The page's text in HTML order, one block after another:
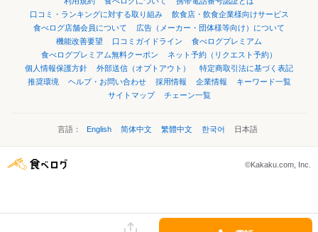
口コミ・ランキングに対する取り組み
飲食店・飲食企業様向けサービス
食べログ店舗会員について
広告（メーカー・団体様等向け）について
機能改善要望
口コミガイドライン
食べログプレミアム
食べログプレミアム無料クーポン
ネット予約（リクエスト予約）
個人情報保護方針
外部送信（オプトアウト）
特定商取引法に基づく表記
推奨環境
ヘルプ・お問い合わせ 採用情報 企業情報
キーワード一覧
サイトマップ
チェーン一覧
言語： English 简体中文 繁體中文 한국어 日本語
©Kakaku.com, Inc.